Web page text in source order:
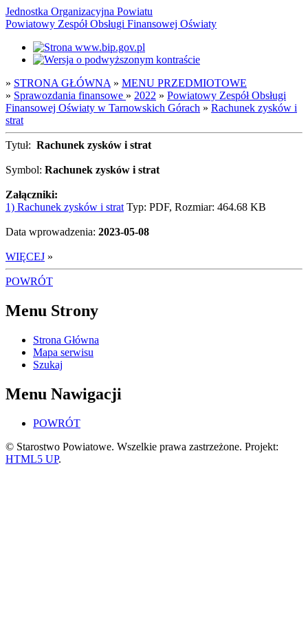
Jednostka Organizacyjna Powiatu
Powiatowy Zespół Obsługi Finansowej Oświaty
» STRONA GŁÓWNA » MENU PRZEDMIOTOWE
» Sprawozdania finansowe » 2022 » Powiatowy Zespół Obsługi
Finansowej Oświaty w Tarnowskich Górach » Rachunek zysków i
strat
Tytuł: Rachunek zysków i strat
Symbol: Rachunek zysków i strat
Załączniki:
1) Rachunek zysków i strat Typ: PDF, Rozmiar: 464.68 KB
Data wprowadzenia: 2023-05-08
WIĘCEJ »
POWRÓT
Menu Strony
Strona Główna
Mapa serwisu
Szukaj
Menu Nawigacji
POWRÓT
© Starostwo Powiatowe. Wszelkie prawa zastrzeżone. Projekt:
HTML5 UP.